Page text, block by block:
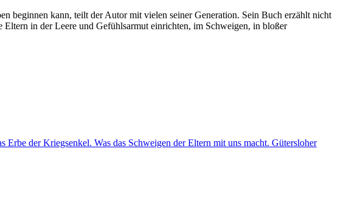
beginnen kann, teilt der Autor mit vielen seiner Generation. Sein Buch erzählt nicht
in der Leere und Gefühlsarmut einrichten, im Schweigen, in bloßer
Erbe der Kriegsenkel. Was das Schweigen der Eltern mit uns macht. Gütersloher